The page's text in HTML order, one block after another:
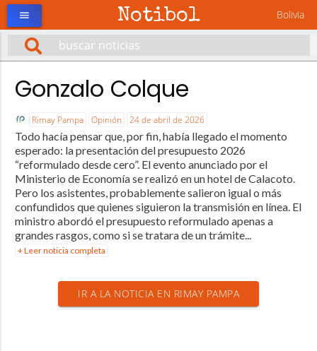
Notibol Bolivia
menu
Gonzalo Colque
Rimay Pampa Opinión 24 de abril de 2026
Todo hacía pensar que, por fin, había llegado el momento
esperado: la presentación del presupuesto 2026
“reformulado desde cero”. El evento anunciado por el
Ministerio de Economía se realizó en un hotel de Calacoto.
Pero los asistentes, probablemente salieron igual o más
confundidos que quienes siguieron la transmisión en línea. El
ministro abordó el presupuesto reformulado apenas a
grandes rasgos, como si se tratara de un trámite...
+ Leer noticia completa
IR A LA NOTICIA EN RIMAY PAMPA